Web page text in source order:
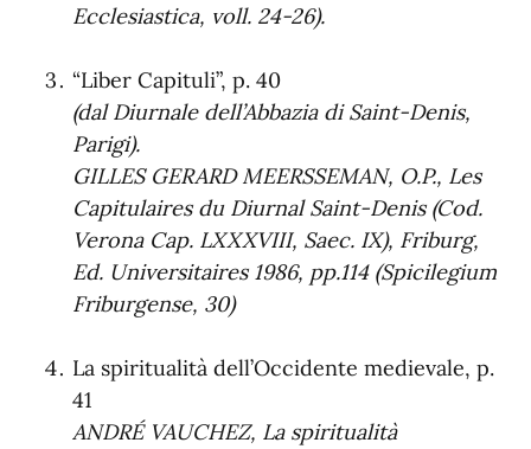
Ecclesiastica, voll. 24-26).
“Liber Capituli”, p. 40
(dal Diurnale dell’Abbazia di Saint-Denis,
Parigi).
GILLES GERARD MEERSSEMAN, O.P., Les
Capitulaires du Diurnal Saint-Denis (Cod.
Verona Cap. LXXXVIII, Saec. IX), Friburg,
Ed. Universitaires 1986, pp.114 (Spicilegium
Friburgense, 30)
La spiritualità dell’Occidente medievale, p.
41
ANDRÉ VAUCHEZ, La spiritualità